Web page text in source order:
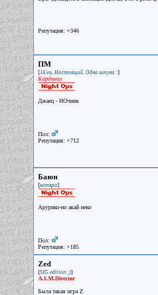
Репутация: +346
ПМ
[JA'ец. Настоящий. Одна штука :]
Кардинал
Джаец - НОчник
Пол:
Репутация: +712
Баюн
[котяра]
Арурико-но акай неко
Пол:
Репутация: +185
Zed
[SIG edition ;)]
A.I.M.Director
Была такая игра Z